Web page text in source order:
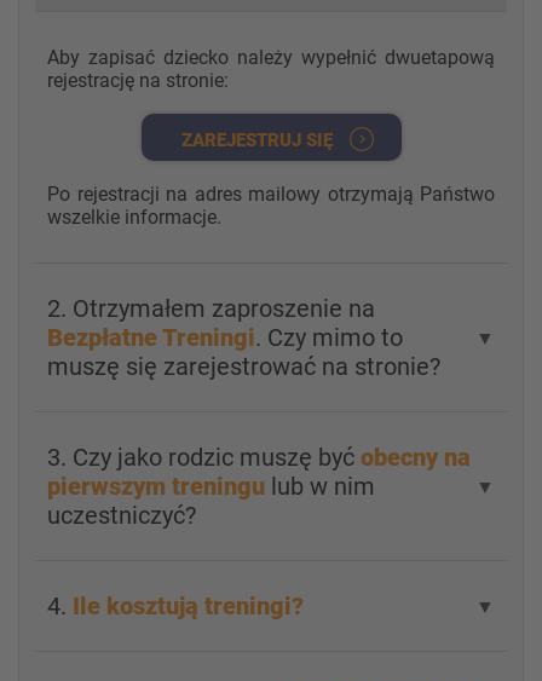
Aby zapisać dziecko należy wypełnić dwuetapową
rejestrację na stronie:
ZAREJESTRUJ SIĘ
Po rejestracji na adres mailowy otrzymają Państwo
wszelkie informacje.
2. Otrzymałem zaproszenie na
Bezpłatne Treningi. Czy mimo to
muszę się zarejestrować na stronie?
▼
3. Czy jako rodzic muszę być obecny na
pierwszym treningu lub w nim
uczestniczyć?
▼
4. Ile kosztują treningi? ▼